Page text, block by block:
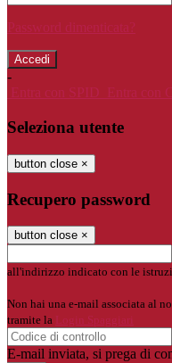
Password dimenticata?
-
Entra con SPID
Entra con
Seleziona utente
button close ×
Recupero password
button close ×
all'indirizzo indicato con le
Non hai una e-mail associata al
tramite la
Login Spaggiari
E-mail inviata, si prega di